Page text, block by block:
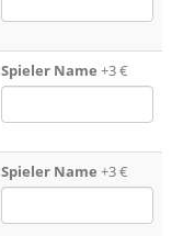
Spieler Name +3 €
Spieler Name +3 €